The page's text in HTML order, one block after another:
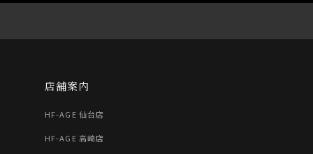
店舗案内
HF-AGE 仙台店
HF-AGE 高崎店